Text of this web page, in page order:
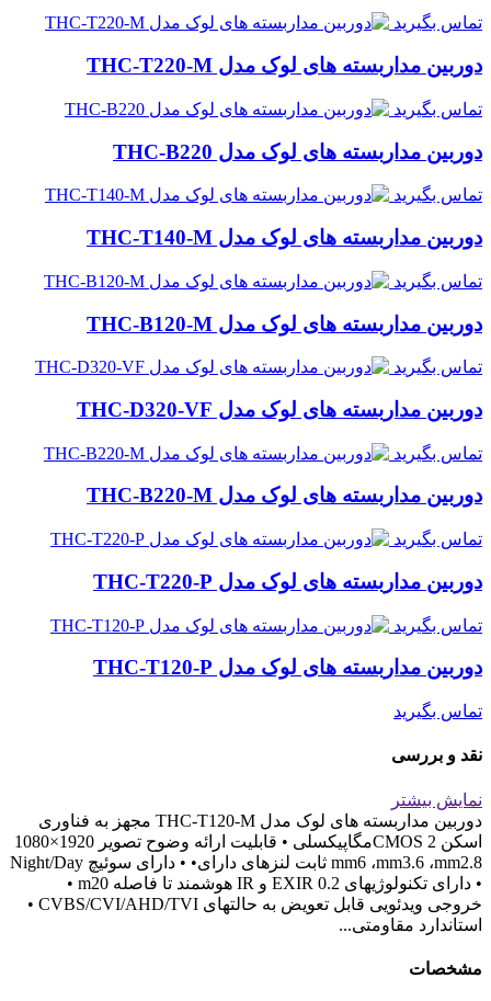
تماس بگیرید
دوربین مداربسته های لوک مدل THC-T220-M
تماس بگیرید
دوربین مداربسته های لوک مدل THC-B220
تماس بگیرید
دوربین مداربسته های لوک مدل THC-T140-M
تماس بگیرید
دوربین مداربسته های لوک مدل THC-B120-M
تماس بگیرید
دوربین مداربسته های لوک مدل THC-D320-VF
تماس بگیرید
دوربین مداربسته های لوک مدل THC-B220-M
تماس بگیرید
دوربین مداربسته های لوک مدل THC-T220-P
تماس بگیرید
دوربین مداربسته های لوک مدل THC-T120-P
تماس بگیرید
نقد و بررسی
نمایش بیشتر
دوربین مداربسته های لوک مدل THC-T120-M مجهز به فناوری
اسکن 2 CMOSمگاپیکسلی • قابلیت ارائه وضوح تصویر 1920×1080
mm6 ،mm3.6 ،mm2.8 ثابت لنزهای دارای• • دارای سوئیچ Night/Day
• دارای تکنولوژیهای 0.2 EXIR و IR هوشمند تا فاصله m20 •
خروجی ویدئویی قابل تعویض به حالتهای CVBS/CVI/AHD/TVI •
استاندارد مقاومتی...
مشخصات